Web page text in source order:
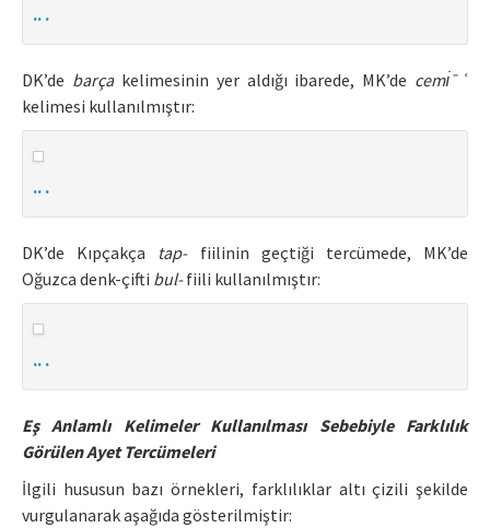
.. .
DK’de barçakelimesinin yer aldığı ibarede, MK’de cemı̇ ̄ʿ
kelimesi kullanılmıştır:
.. .
DK’de Kıpçakça tap-fiilinin geçtiği tercümede, MK’de
Oğuzca denk-çifti bul-fiili kullanılmıştır:
.. .
Eş Anlamlı Kelimeler Kullanılması Sebebiyle Farklılık
Görülen Ayet Tercümeleri
İlgili hususun bazı örnekleri, farklılıklar altı çizili şekilde
vurgulanarak aşağıda gösterilmiştir: